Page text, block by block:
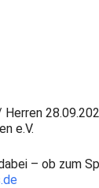
Herren
e.V.
– ob zum